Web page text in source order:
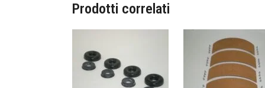
Prodotti correlati